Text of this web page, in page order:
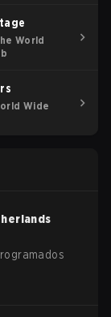
World
Wide